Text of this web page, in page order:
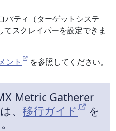
パティ（ターゲットシステ
スクレイパーを設定できま
ント を参照してください。
Metric Gatherer
、 移行ガイド
を